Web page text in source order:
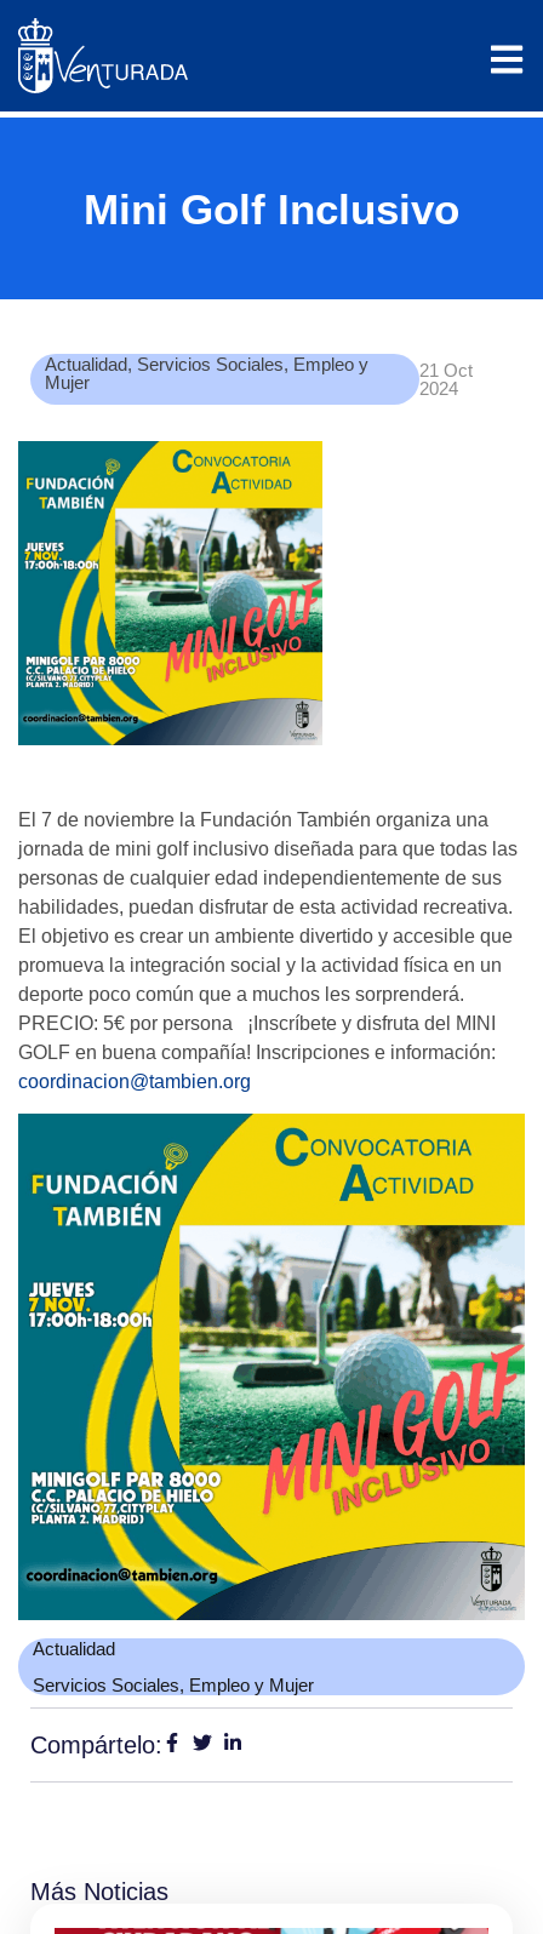
Mini Golf Inclusivo
Actualidad, Servicios Sociales, Empleo y
Mujer
21 Oct
2024
El 7 de noviembre la Fundación También organiza una
jornada de mini golf inclusivo diseñada para que todas las
personas de cualquier edad independientemente de sus
habilidades, puedan disfrutar de esta actividad recreativa.
El objetivo es crear un ambiente divertido y accesible que
promueva la integración social y la actividad física en un
deporte poco común que a muchos les sorprenderá.
PRECIO: 5€ por persona ¡Inscríbete y disfruta del MINI
GOLF en buena compañía! Inscripciones e información:
coordinacion@tambien.org
Actualidad
Servicios Sociales, Empleo y Mujer
Compártelo:
Más Noticias